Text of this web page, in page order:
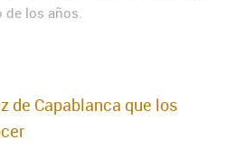
de los años.
de Capablanca que los